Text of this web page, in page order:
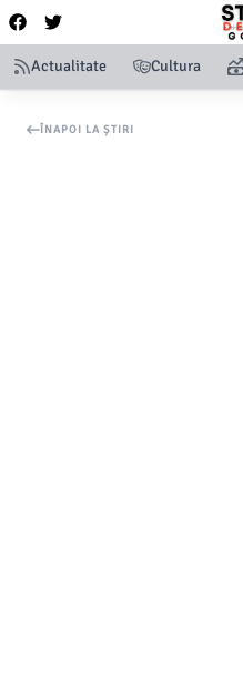
Actualitate Cultura
ÎNAPOI LA ȘTIRI